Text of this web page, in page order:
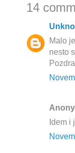
14
Malo
nesto
Idem i